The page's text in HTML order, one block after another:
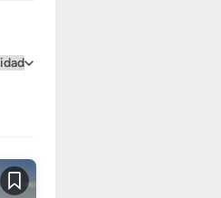
Guardar